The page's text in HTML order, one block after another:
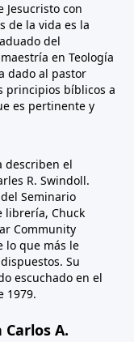
Jesucristo con
de la vida es la
del
en Teología
dado al pastor
principios bíblicos a
es pertinente y
describen el
R. Swindoll.
Seminario
librería, Chuck
Community
lo que más le
Su
escuchado en el
1979.
A.